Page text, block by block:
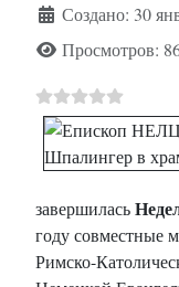
Создано: 30
Просмотров:
завершилась
году совместные
Римско-